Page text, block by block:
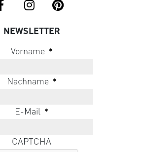
NEWSLETTER
Vorname *
Nachname *
E-Mail *
CAPTCHA